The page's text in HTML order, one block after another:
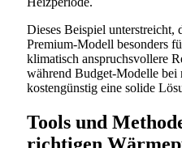
Dieses Beispiel unterstreicht,
Premium-Modell besonders
klimatisch anspruchsvollere
während Budget-Modelle bei
kostengünstig eine solide
Tools und